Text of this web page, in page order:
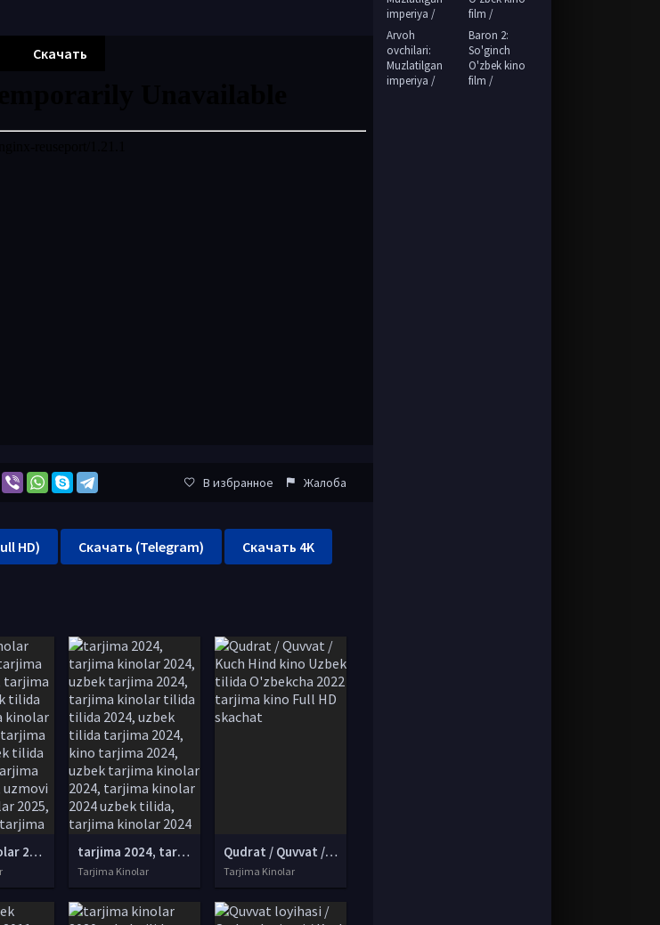
Скачать
В избранное Жалоба
HD) Скачать (Telegram) Скачать 4K
tarjima kinolar 2025, uzbek tarjima kinolar 2025, tarjima kinolar uzbek tilida 2025, tarjima kinolar o zbek 2025, tarjima kinolar o zbek tilida 2025, yangi tarjima kinolar 2025, uzmovi tarjima kinolar 2025, uzmovi com tarjima kinolar 2025, uzbekcha t tarjima 2024, tarjima kinolar 2024, uzbek tarjima 2024, tarjima kinolar tilida tilida 2024, uzbek tilida tarjima 2024, kino tarjima 2024, uzbek tarjima kinolar 2024, tarjima kinolar 2024 uzbek tilida, tarjima kinolar 2024 o zbek, tarjima kinolar 2024
Tarjima Kinolar
Qudrat / Quvvat / Kuch Hind kino Uzbek tilida O'zbekcha 2022 tarjima kino Full HD skachat
Tarjima Kinolar
Arvoh
ovchilari:
Muzlatilgan
imperiya /
Baron 2:
So'ginch
O'zbek kino
film /